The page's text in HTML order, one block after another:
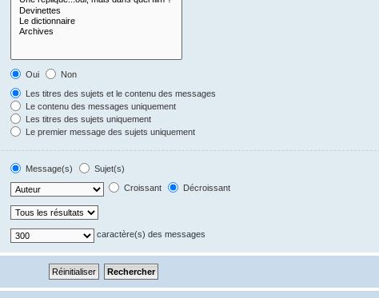
Oui
Non
Les titres des sujets et le contenu des messages
Le contenu des messages uniquement
Les titres des sujets uniquement
Le premier message des sujets uniquement
Message(s)
Sujet(s)
Croissant Décroissant
caractère(s) des messages